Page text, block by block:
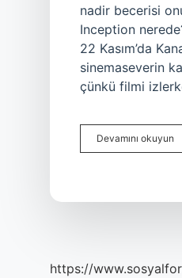
nadir becerisi
Inception
22 Kasım’da
sinemaseverin
çünkü filmi
Devamını okuyun
https://